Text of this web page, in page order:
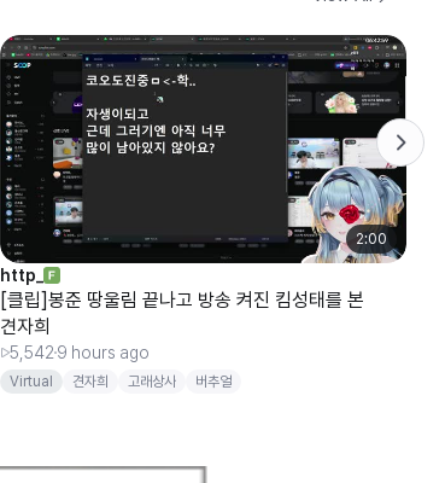
2:00
http_
[클립]봉준 땅울림 끝나고 방송 켜진 킴성태를 본
견자희
5,5429 hours ago
Virtual 견자희 고래상사 버추얼